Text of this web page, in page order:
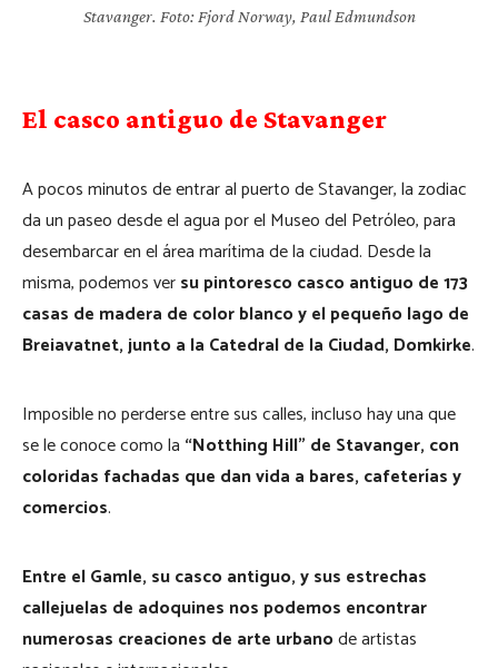
Stavanger. Foto: Fjord Norway, Paul Edmundson
El casco antiguo de Stavanger
A pocos minutos de entrar al puerto de Stavanger, la zodiac
da un paseo desde el agua por el Museo del Petróleo, para
desembarcar en el área marítima de la ciudad. Desde la
misma, podemos versu pintoresco casco antiguo de 173
casas de madera de color blanco y el pequeño lago de
Breiavatnet, junto a la Catedral de la Ciudad, Domkirke.
Imposible no perderse entre sus calles, incluso hay una que
se le conoce como la “Notthing Hill” de Stavanger, con
coloridas fachadas que dan vida a bares, cafeterías y
comercios.
Entre el Gamle, su casco antiguo, y sus estrechas
callejuelas de adoquines nos podemos encontrar
numerosas creaciones de arte urbanode artistas